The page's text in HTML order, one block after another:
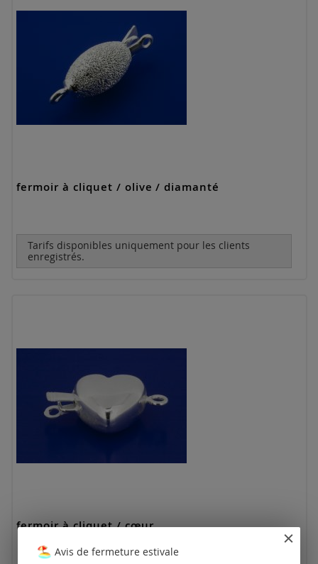
fermoir à cliquet / olive / diamanté
Tarifs disponibles uniquement pour les clients
enregistrés.
fermoir à cliquet / cœur
Avis de fermeture estivale